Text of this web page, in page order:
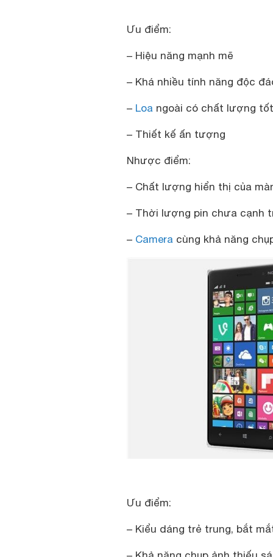
Ưu điểm:
– Hiệu năng mạnh mẽ
– Khá nhiều tính năng độc
– Loa ngoài có chất lượng tốt
– Thiết kế ấn tượng
Nhược điểm:
– Chất lượng hiển thị của
– Thời lượng pin chưa cạnh
– Camera cùng khả năng
Ưu điểm:
– Kiểu dáng trẻ trung, bắt